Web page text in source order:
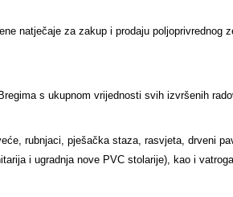
natječaje za zakup i prodaju
s ukupnom vrijednosti svih izvršenih
rubnjaci, pješačka staza, rasvjeta, drveni
i ugradnja nove PVC stolarije), kao i